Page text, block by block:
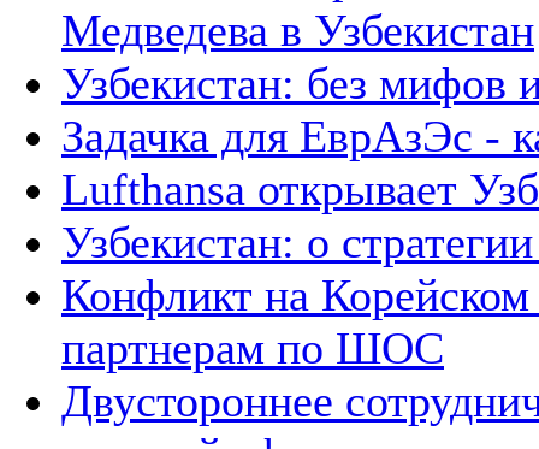
Медведева в Узбекистан
Узбекистан: без мифов
Задачка для ЕврАзЭс -
Lufthansa открывает
Узбекистан: о
Конфликт на
партнерам по ШОС
Двустороннее